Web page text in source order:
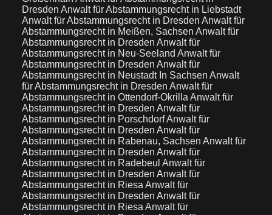
Dresden Anwalt für Abstammungsrecht in Liebstadt
Anwalt für Abstammungsrecht in Dresden Anwalt für
Abstammungsrecht in Meißen, Sachsen Anwalt für
Abstammungsrecht in Dresden Anwalt für
Abstammungsrecht in Neu-Seeland Anwalt für
Abstammungsrecht in Dresden Anwalt für
Abstammungsrecht in Neustadt In Sachsen Anwalt
für Abstammungsrecht in Dresden Anwalt für
Abstammungsrecht in Ottendorf-Okrilla Anwalt für
Abstammungsrecht in Dresden Anwalt für
Abstammungsrecht in PorschdorfAnwalt für
Abstammungsrecht in Dresden Anwalt für
Abstammungsrecht in Rabenau, Sachsen Anwalt für
Abstammungsrecht in Dresden Anwalt für
Abstammungsrecht in Radebeul Anwalt für
Abstammungsrecht in Dresden Anwalt für
Abstammungsrecht in Riesa Anwalt für
Abstammungsrecht in Dresden Anwalt für
Abstammungsrecht in Riesa Anwalt für